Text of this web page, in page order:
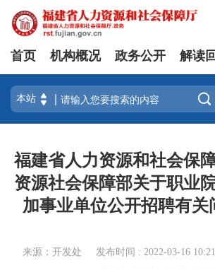
首页 机构概况 政务公开 解读

福建省人力资源和社会保
资源社会保障部关于职业
加事业单位公开招聘有关
来源：开发处 发布时间 : 2022-03-16 10:21